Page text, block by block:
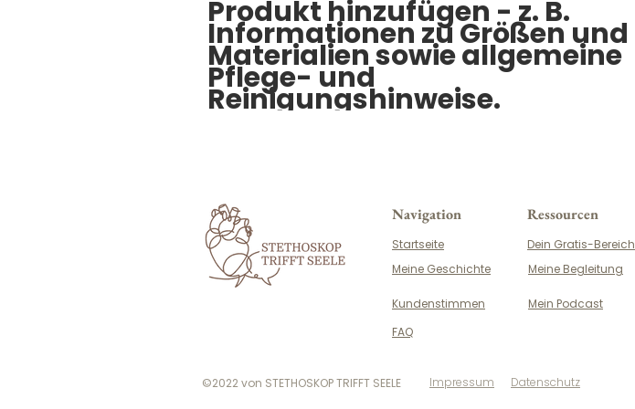
Produkt hinzufügen - z. B.
Informationen zu Größen und
Materialien sowie allgemeine
Pflege- und
Reinigungshinweise.
Navigation Ressourcen
Startseite
Dein Gratis-Bereich
Meine Geschichte
Meine Begleitung
Kundenstimmen Mein Podcast
FAQ
©2022 von STETHOSKOP TRIFFT SEELE Impressum Datenschutz